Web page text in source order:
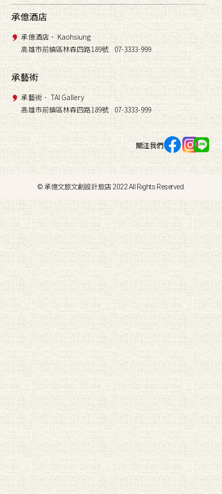
承億酒店
承億酒店． Kaohsiung
高雄市前鎮區林森四路189號 07-3333-999
承藝術
承藝術． TAI Gallery
高雄市前鎮區林森四路189號 07-3333-999
關注我們
© 承億文旅文創設計旅店 2022 All Rights Reserved.